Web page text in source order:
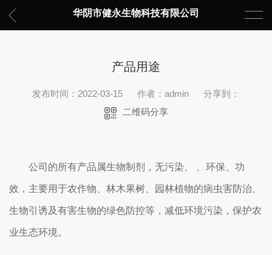
华阴市健永生物科技有限公司
产品用途
发布时间：2022-03-15 作者：admin
分享到：
二维码分享
公司的所有产品属生物制剂，无污染、 、环保、功
效，主要用于农作物、林木果树、园林植物的病虫害防治、
生物引诱及有害生物的绿色防控等，减低环境污染，保护农
业生态环境。